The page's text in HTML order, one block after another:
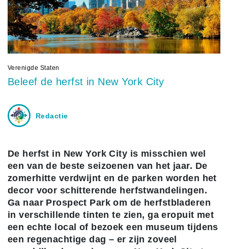
Verenigde Staten
Beleef de herfst in New York City
Redactie
De herfst in New York City is misschien wel
een van de beste seizoenen van het jaar. De
zomerhitte verdwijnt en de parken worden het
decor voor schitterende herfstwandelingen.
Ga naar Prospect Park om de herfstbladeren
in verschillende tinten te zien, ga eropuit met
een echte local of bezoek een museum tijdens
een regenachtige dag – er zijn zoveel